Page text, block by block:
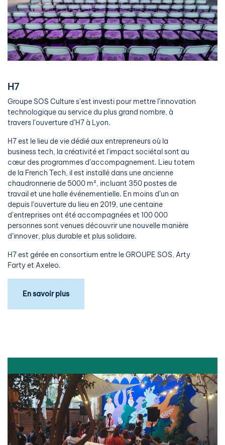
H7
Groupe SOS Culture s’est investi pour mettre l’innovation
technologique au service du plus grand nombre, à
travers l’ouverture d’H7 à Lyon.
H7 est le lieu de vie dédié aux entrepreneurs où la
business tech, la créativité et l’impact sociétal sont au
cœur des programmes d’accompagnement. Lieu totem
de la French Tech, il est installé dans une ancienne
chaudronnerie de 5000 m², incluant 350 postes de
travail et une halle événementielle. En moins d’un an
depuis l’ouverture du lieu en 2019, une centaine
d’entreprises ont été accompagnées et 100 000
personnes sont venues découvrir une nouvelle manière
d’innover, plus durable et plus solidaire.
H7 est gérée en consortium entre le GROUPE SOS, Arty
Farty et Axeleo.
En savoir plus